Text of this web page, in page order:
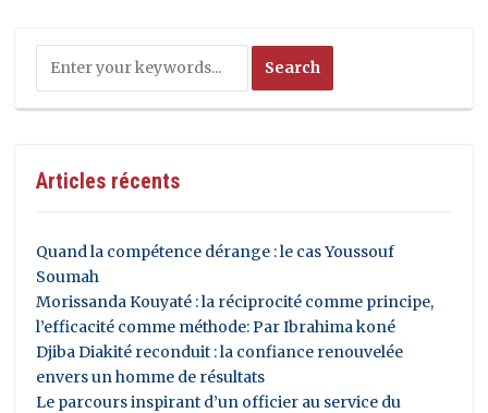
Articles récents
Quand la compétence dérange : le cas Youssouf
Soumah
Morissanda Kouyaté : la réciprocité comme principe,
l’efficacité comme méthode: Par Ibrahima koné
Djiba Diakité reconduit : la confiance renouvelée
envers un homme de résultats
Le parcours inspirant d’un officier au service du